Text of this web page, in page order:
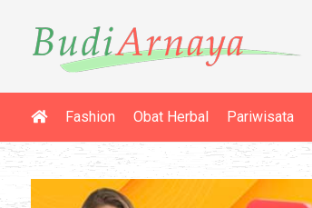
Fashion Obat Herbal Pariwisata